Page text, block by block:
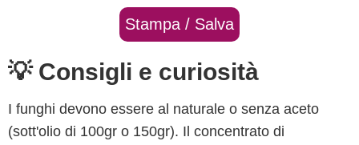
Stampa / Salva
💡 Consigli e curiosità
I funghi devono essere al naturale o senza aceto
(sott'olio di 100gr o 150gr). Il concentrato di